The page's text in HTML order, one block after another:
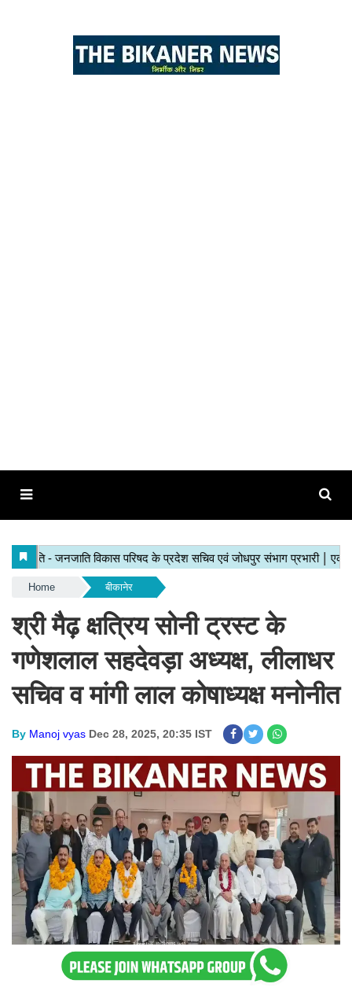
Home बीकानेर
श्री मैढ़ क्षत्रिय सोनी ट्रस्ट के
गणेशलाल सहदेवड़ा अध्यक्ष, लीलाधर
सचिव व मांगी लाल कोषाध्यक्ष मनोनीत
By Manoj vyas Dec 28, 2025, 20:35 IST